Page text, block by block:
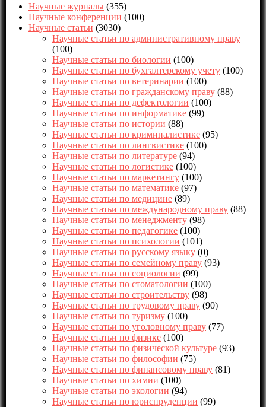
Научные журналы (355)
Научные конференции (100)
Научные статьи (3030)
Научные статьи по административному праву
(100)
Научные статьи по биологии (100)
Научные статьи по бухгалтерскому учету (100)
Научные статьи по ветеринарии (100)
Научные статьи по гражданскому праву (88)
Научные статьи по дефектологии (100)
Научные статьи по информатике (99)
Научные статьи по истории (88)
Научные статьи по криминалистике (95)
Научные статьи по лингвистике (100)
Научные статьи по литературе (94)
Научные статьи по логистике (100)
Научные статьи по маркетингу (100)
Научные статьи по математике (97)
Научные статьи по медицине (89)
Научные статьи по международному праву (88)
Научные статьи по менеджменту (98)
Научные статьи по педагогике (100)
Научные статьи по психологии (101)
Научные статьи по русскому языку (0)
Научные статьи по семейному праву (93)
Научные статьи по социологии (99)
Научные статьи по стоматологии (100)
Научные статьи по строительству (98)
Научные статьи по трудовому праву (90)
Научные статьи по туризму (100)
Научные статьи по уголовному праву (77)
Научные статьи по физике (100)
Научные статьи по физической культуре (93)
Научные статьи по философии (75)
Научные статьи по финансовому праву (81)
Научные статьи по химии (100)
Научные статьи по экологии (94)
Научные статьи по юриспруденции (99)